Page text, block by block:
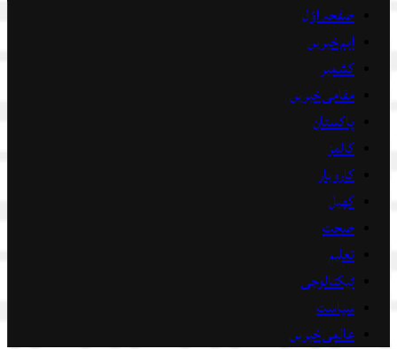
صفحہ اوّل
اہم خبریں
کشمیر
مقامی خبریں
پاکستان
کالمز
کاروبار
کھیل
صحت
تعلیم
ٹیکنالوجی
سیاست
عالمی خبریں